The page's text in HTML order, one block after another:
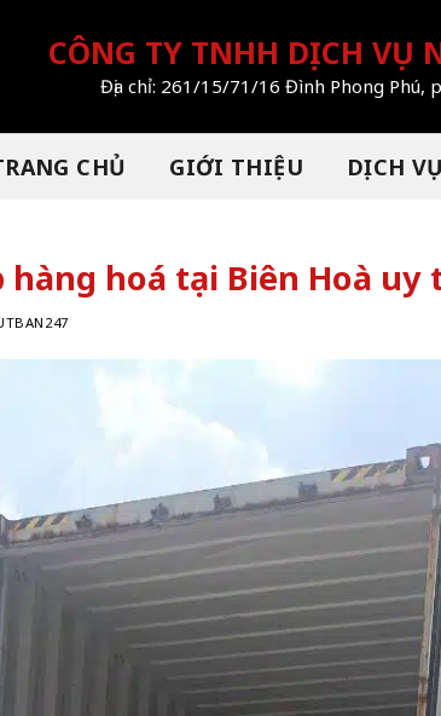
CÔNG TY TNHH DỊCH VỤ
Địa chỉ: 261/15/71/16 Đình Phong Phú,
CHỦ GIỚI THIỆU DỊCH VỤ
hàng hoá tại Biên Hoà